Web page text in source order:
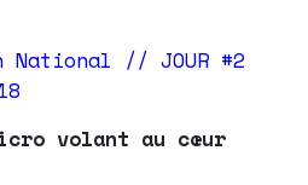
volant au cœur